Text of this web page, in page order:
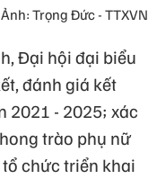
Ảnh: Trọng Đức - TTXVN
Đại hội đại biểu
đánh giá kết
2021 - 2025; xác
trào phụ nữ
chức triển khai